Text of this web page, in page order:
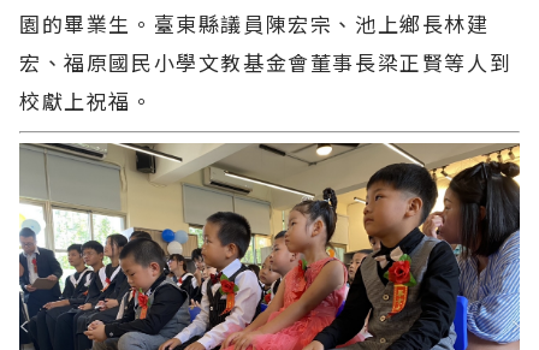
園的畢業生。臺東縣議員陳宏宗、池上鄉長林建
宏、福原國民小學文教基金會董事長梁正賢等人到
校獻上祝福。